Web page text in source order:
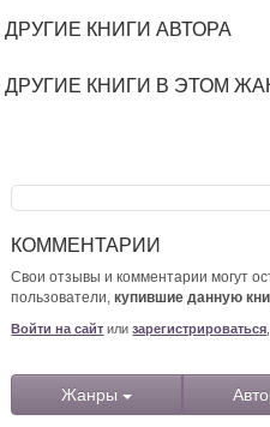
ДРУГИЕ КНИГИ АВТОРА
ДРУГИЕ КНИГИ В ЭТОМ
КОММЕНТАРИИ
Свои отзывы и комментарии могут
пользователи,купившие данную
Войти на сайт илизарегистрироваться
Жанры